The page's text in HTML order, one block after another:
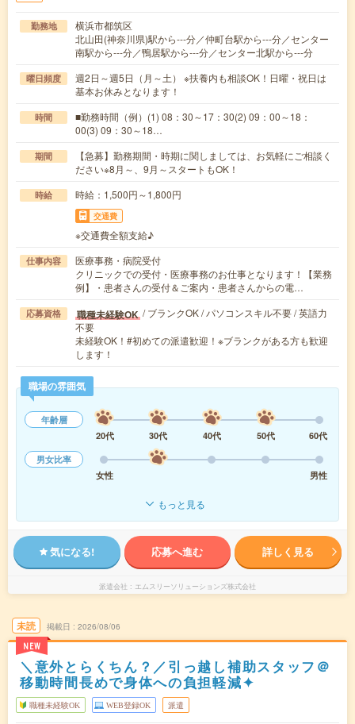
勤務地
横浜市都筑区
北山田(神奈川県)駅から---分／仲町台駅から---分／センター
南駅から---分／鴨居駅から---分／センター北駅から---分
曜日頻度
週2日～週5日（月～土） ※扶養内も相談OK！日曜・祝日は
基本お休みとなります！
時間
■勤務時間（例）(1) 08：30～17：30(2) 09：00～18：
00(3) 09：30～18…
期間
【急募】勤務期間・時期に関しましては、お気軽にご相談く
ださい※8月～、9月～スタートもOK！
時給 時給：1,500円～1,800円
交通費
※交通費全額支給♪
仕事内容
医療事務・病院受付
クリニックでの受付・医療事務のお仕事となります！【業務
例】・患者さんの受付＆ご案内・患者さんからの電…
応募資格 職種未経験OK / ブランクOK / パソコンスキル不要 / 英語力
不要
未経験OK！#初めての派遣歓迎！※ブランクがある方も歓迎
します！
職場の雰囲気
年齢層
20代
30代 40代 50代
60代
男女比率
女性
男性
もっと見る
気になる! 応募へ進む 詳しく見る
派遣会社 エムスリーソリューションズ株式会社
未読
NEW
掲載日 2026/08/06
＼意外とらくちん？／引っ越し補助スタッフ＠
移動時間長めで身体への負担軽減✦
職種未経験OK WEB登録OK 派遣